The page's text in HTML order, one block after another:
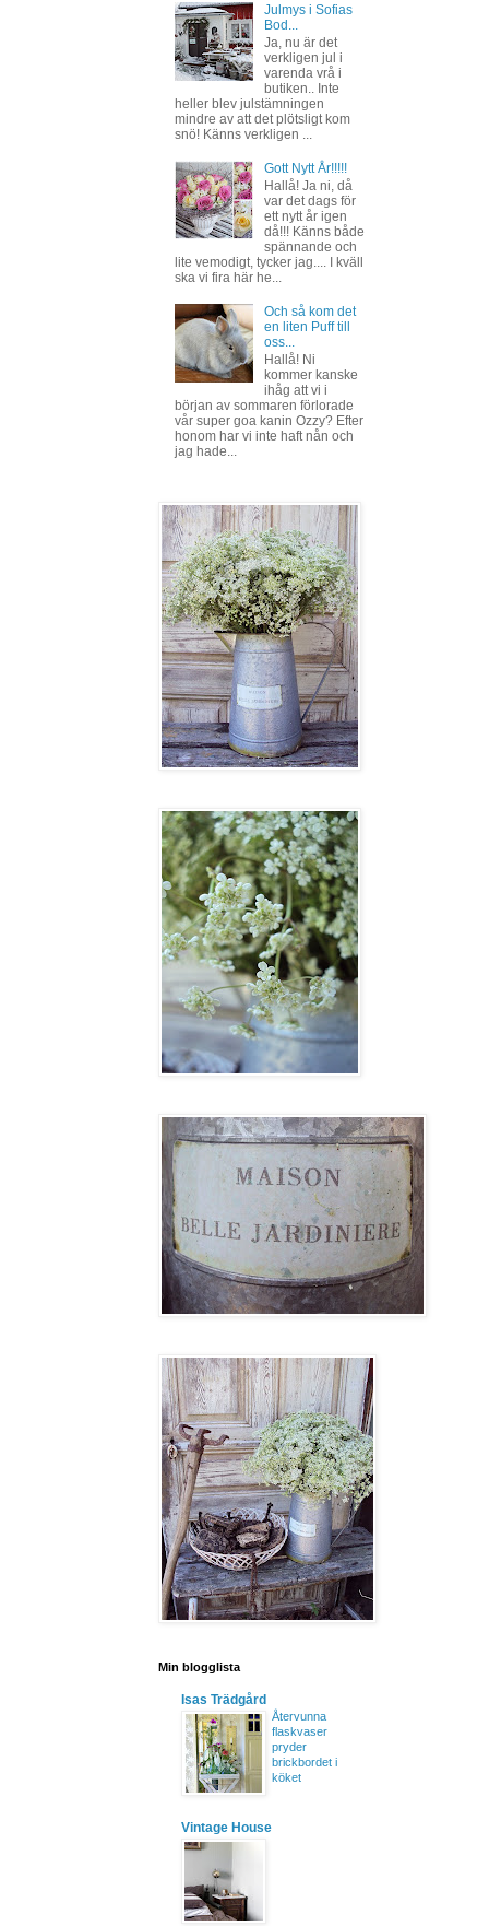
Julmys i Sofias
Bod...
Ja, nu är det
verkligen jul i
varenda vrå i
butiken.. Inte
heller blev julstämningen
mindre av att det plötsligt kom
snö! Känns verkligen ...
Gott Nytt År!!!!!
Hallå! Ja ni, då
var det dags för
ett nytt år igen
då!!! Känns både
spännande och
lite vemodigt, tycker jag.... I kväll
ska vi fira här he...
Och så kom det
en liten Puff till
oss...
Hallå! Ni
kommer kanske
ihåg att vi i
början av sommaren förlorade
vår super goa kanin Ozzy? Efter
honom har vi inte haft nån och
jag hade...
Min blogglista
Isas Trädgård
Återvunna
flaskvaser
pryder
brickbordet i
köket
Vintage House